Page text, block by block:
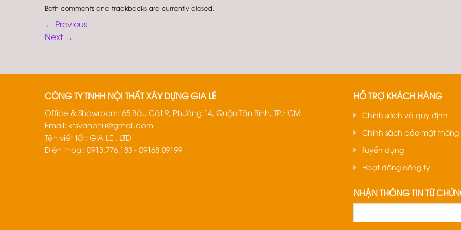
Both comments and trackbacks are currently closed.
← Previous
Next →
CÔNG TY TNHH NỘI THẤT XÂY DỰNG GIA LÊ
Office & Showroom: 65 Bàu Cát 9, Phường 14, Quận Tân Bình, TP.HCM
Email: ktsvanphu@gmail.com
Tên viết tắt: GIA LE .,LTD
Điện thoại: 0913.776.183 - 09168.09199
HỖ TRỢ KHÁCH HÀNG
Chính sách và quy định
Chính sách bảo mật thông
Tuyển dụng
Hoạt động công ty
NHẬN THÔNG TIN TỪ